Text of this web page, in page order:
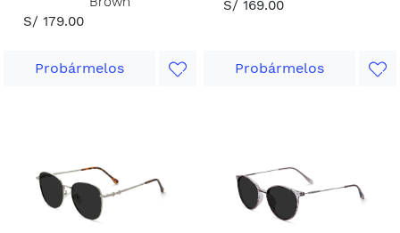
S/ 179.00
Probármelos
S/ 169.00
Probármelos